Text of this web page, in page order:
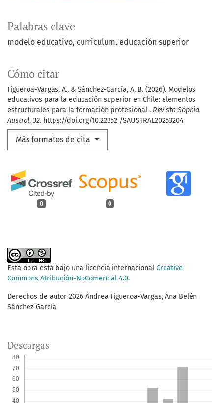
Palabras clave
modelo educativo curriculum educación superior
Cómo citar
Figueroa-Vargas, A., & Sánchez-García, A. B. (2026). Modelos
educativos para la educación superior en Chile: elementos
estructurales para la formación profesional . Revista Sophia
Austral, 32. https://doi.org/10.22352 /SAUSTRAL20253204
Más formatos de cita
0 0
Esta obra está bajo una licencia internacional Creative
Commons Atribución-NoComercial 4.0.
Derechos de autor 2026 Andrea Figueroa-Vargas, Ana Belén
Sánchez-García
Descargas